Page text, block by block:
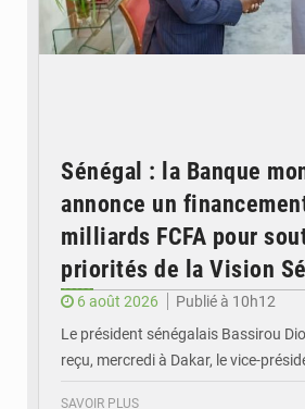
Sénégal : la Banque
annonce un
milliards FCFA pour
priorités de la Vision
6 août 2026
Publié à 10h12
Le président sénégalais Bassirou
reçu, mercredi à Dakar, le vice-
SAVOIR PLUS